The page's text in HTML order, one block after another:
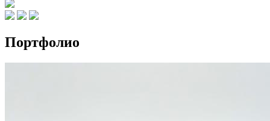
Портфолио